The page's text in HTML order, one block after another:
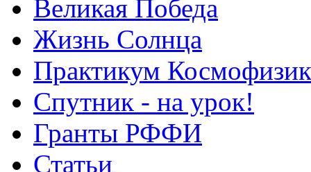
Великая Победа
Жизнь Солнца
Практикум
Спутник - на урок!
Гранты РФФИ
Статьи